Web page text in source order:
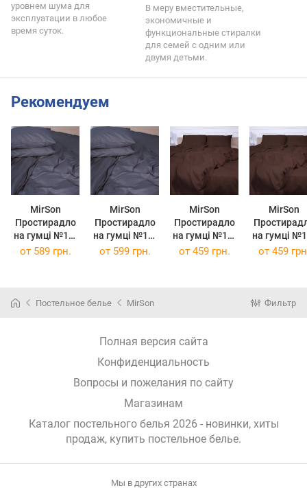
уровнем шума для
эксплуатации в любое
время суток.
В меру вместительные,
экономичные и
функциональные стиралки
для семей с одним или
двумя детьми.
Рекомендуем
MirSon
Простирадло
на гумці №19-
0000
200 см
MirSon
Простирадло
на гумці №19-
0000
200 см
MirSon
Простирадло
на гумці №19-
1230 Friar
MirSon
на гумці №19-
1230 Friar
200 см
от 589 грн. от 599 грн. от 459 грн. от 459
Постельное белье MirSon Фильтр
Полная версия сайта
Конфиденциальность
Вопросы и пожелания по сайту
Магазинам
Каталог постельного белья 2026 - новинки, хиты
продаж, купить постельное белье.
Мы в других странах